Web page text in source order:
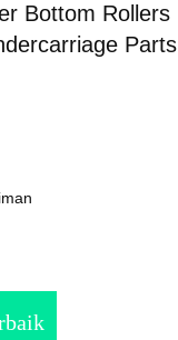
Bottom Rollers
Parts